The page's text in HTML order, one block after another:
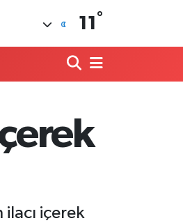
11 °
içerek